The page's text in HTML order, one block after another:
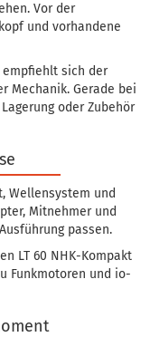
Vor der
und vorhandene
empfiehlt sich der
Mechanik. Gerade bei
oder Zubehör
Wellensystem und
Mitnehmer und
passen.
LT 60 NHK-Kompakt
Funkmotoren und io-